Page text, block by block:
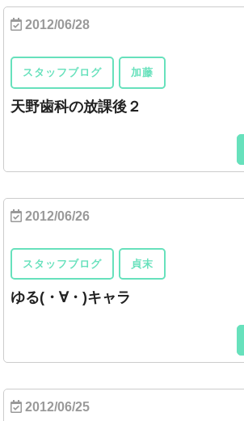
2012/06/28
スタッフブログ 加藤
天野歯科の放課後２
2012/06/26
スタッフブログ 貞末
ゆる(・∀・)キャラ
2012/06/25